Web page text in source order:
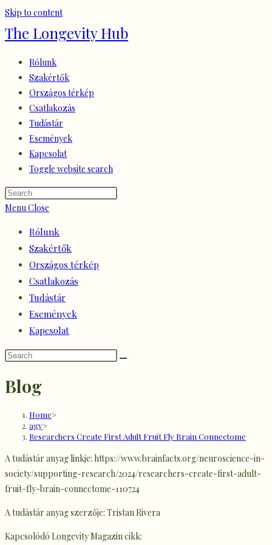
Skip to content
The Longevity Hub
Rólunk
Szakértők
Országos térkép
Csatlakozás
Tudástár
Események
Kapcsolat
Toggle website search
MenuClose
Rólunk
Szakértők
Országos térkép
Csatlakozás
Tudástár
Események
Kapcsolat
Blog
Home>
agy>
Researchers Create First Adult Fruit Fly Brain Connectome
A tudástár anyag linkje: https://www.brainfacts.org/neuroscience-in-
society/supporting-research/2024/researchers-create-first-adult-
fruit-fly-brain-connectome-110724
A tudástár anyag szerzője: Tristan Rivera
Kapcsolódó Longevity Magazin cikk: